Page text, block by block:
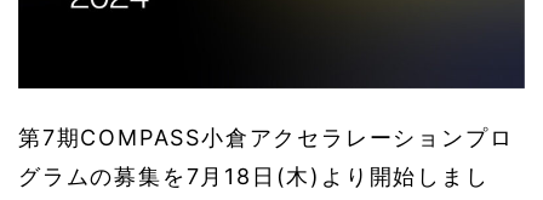
第7期COMPASS小倉アクセラレーションプロ
グラムの募集を7月18日(木)より開始しまし